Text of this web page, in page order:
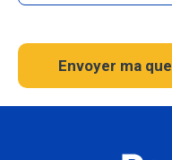
Envoyer ma